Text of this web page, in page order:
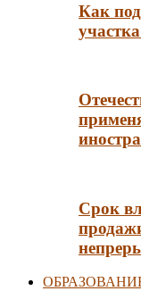
Как
Срок